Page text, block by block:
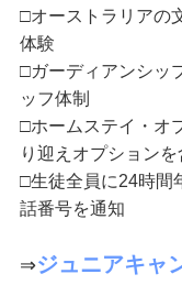
□オーストラリアの
体験
□ガーディアンシッ
ッフ体制
□ホームステイ・オ
り迎えオプションを
□生徒全員に24時間
話番号を通知
⇒ジュニアキャ